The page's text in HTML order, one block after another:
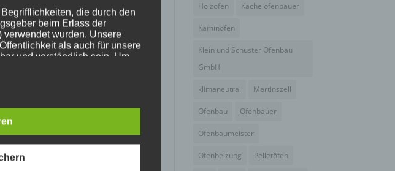
Holzofen Kachelofenbauer
Kaminöfen
Klein und Schuster Ofenbau
GmbH
klimaneutral Martinszell
Ofenbau Ofenbauer
Ofenbaumeister
Ofenheizung Pelletöfen
die durch den
beim Erlass der
verwendet wurden. Unsere
als auch für unsere
und verständlich sein. Um